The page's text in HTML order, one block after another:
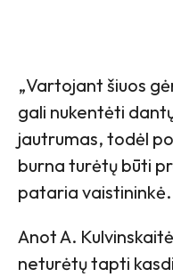
„Vartojant šiuos
gali nukentėti
jautrumas, todėl
burna turėtų būti
pataria vaistininkė.
Anot A.
neturėtų tapti